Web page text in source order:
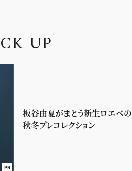
CK UP
PR
板谷由夏がまとう新生ロエベの
秋冬プレコレクション